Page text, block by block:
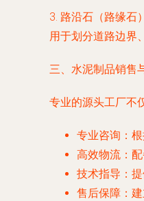
3. 路沿石（路缘石）
用于划分道路边界
三、水泥制品销售
专业的源头工厂不
专业咨询 ：
高效物流 ：
技术指导 ：
售后保障 ：